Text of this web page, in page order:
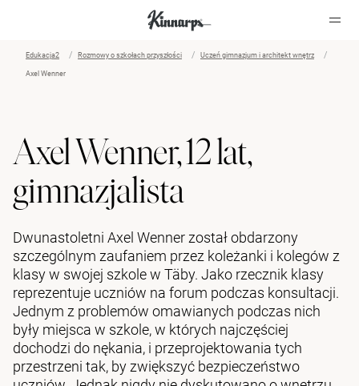
Edukacja2 Rozmowy o szkołach przyszłości Uczeń gimnazjum i architekt wnętrz
Axel Wenner
Axel Wenner, 12 lat,
gimnazjalista
Dwunastoletni Axel Wenner został obdarzony
szczególnym zaufaniem przez koleżanki i kolegów z
klasy w swojej szkole w Täby. Jako rzecznik klasy
reprezentuje uczniów na forum podczas konsultacji.
Jednym z problemów omawianych podczas nich
były miejsca w szkole, w których najczęściej
dochodzi do nękania, i przeprojektowania tych
przestrzeni tak, by zwiększyć bezpieczeństwo